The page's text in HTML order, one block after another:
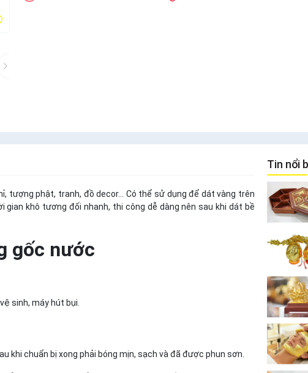
tượng phật, tranh, đồ decor... Có thể sử dụng để dát vàng trên
khô tương đối nhanh, thi công dễ dàng nên sau khi dát bề
gốc nước
sinh, máy hút bụi.
khi chuẩn bị xong phải bóng mịn, sạch và đã được phun sơn.
Tin nổi